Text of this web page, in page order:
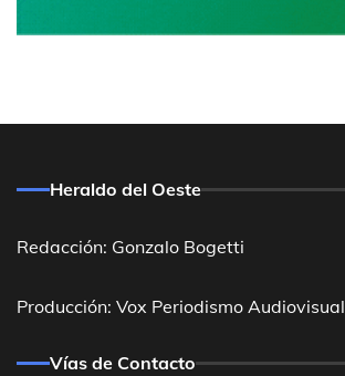
Heraldo del Oeste
Redacción: Gonzalo Bogetti
Producción: Vox Periodismo Audiovisual
Vías de Contacto